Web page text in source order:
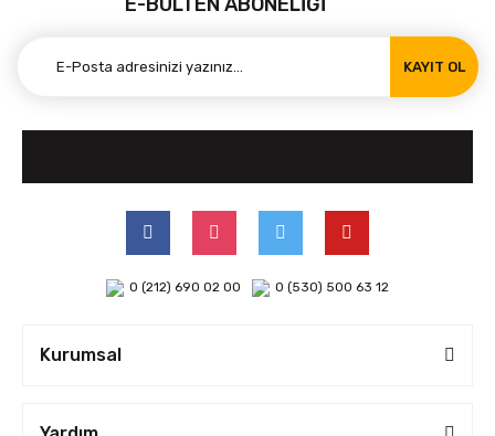
KAYIT OL
0 (212) 690 02 00 0 (530) 500 63 12
Kurumsal